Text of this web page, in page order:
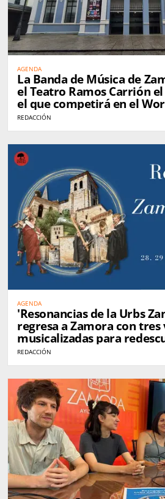
AGENDA
La Banda de Música de
el Teatro Ramos Carrión
el que competirá en el
de Kerkrade
REDACCIÓN
AGENDA
'Resonancias de la Urbs
regresa a Zamora con tres
musicalizadas para
histórico
REDACCIÓN